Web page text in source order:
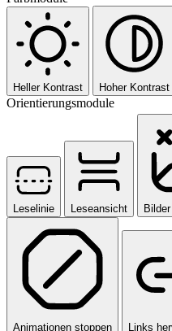
Heller Kontrast Hoher Kontrast
Orientierungsmodule
Leselinie Leseansicht
Animationen stoppen Links